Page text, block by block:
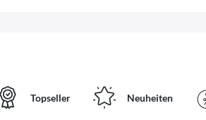
Topseller Neuheiten